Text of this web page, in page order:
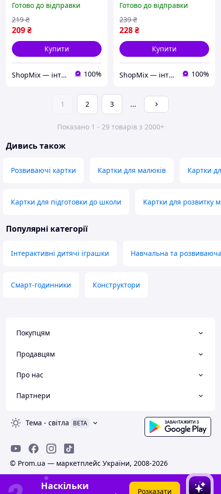
навчальні ігрові картки
для вивчення DE
Готово до відправки
209₴
219 ₴
Купити
ShopMix — інтернет-магазин сумок та аксесуарів 100%
навчальні картки з
транскрипцією MOD58 DE
Готово до відправки
228₴
239 ₴
Купити
ShopMix — інтернет-магазин сумок та аксесуарів 100%
1 2 3 ...
Показано 1 - 29 товарів з 2000+
Дивись також
Розвиваючі картки Картки для малюків Картки
Картки для підготовки до школи Картки для розвитку
Популярні категорії
Інтерактивні дитячі іграшки Навчальна та
Смарт-годинники Конструктори
Покупцям
Продавцям
Про нас
Партнери
Тема - світла BETA
© Prom.ua — маркетплейс України, 2008-2026
Наскільки
Розказати